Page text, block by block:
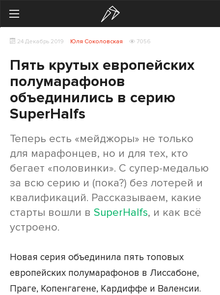
Начинающим
Тренировки
Мотивация
Питание
Экипировка
Женщинам
24 Декабрь 2019 Юля Соколовская 7056
Пять крутых европейских
полумарафонов
объединились в серию
SuperHalfs
Теперь есть «мейджоры» не только
для марафонцев, но и для тех, кто
бегает «половинки». С супер-медалью
за всю серию и (пока?) без лотерей и
квалификаций. Рассказываем, какие
старты вошли в SuperHalfs, и как всё
устроено.
Новая серия объединила пять топовых
европейских полумарафонов в Лиссабоне,
Праге, Копенгагене, Кардиффе и Валенсии.